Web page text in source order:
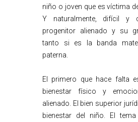
niño o joven que es víctima
Y naturalmente, difícil y
progenitor alienado y su
tanto si es la banda
paterna.
El primero que hace falta
bienestar físico y
alienado. El bien superior
bienestar del niño. El